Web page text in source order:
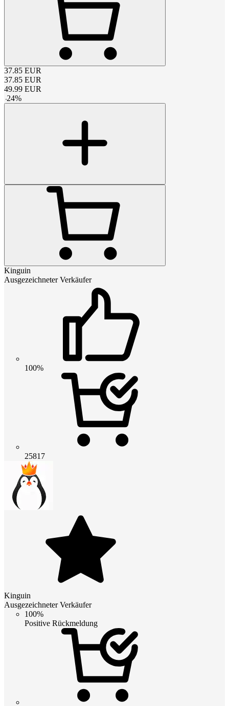
37.85 EUR
37.85 EUR
49.99 EUR
-24%
Kinguin
Ausgezeichneter Verkäufer
100%
25817
Kinguin
Ausgezeichneter Verkäufer
100%
Positive Rückmeldung